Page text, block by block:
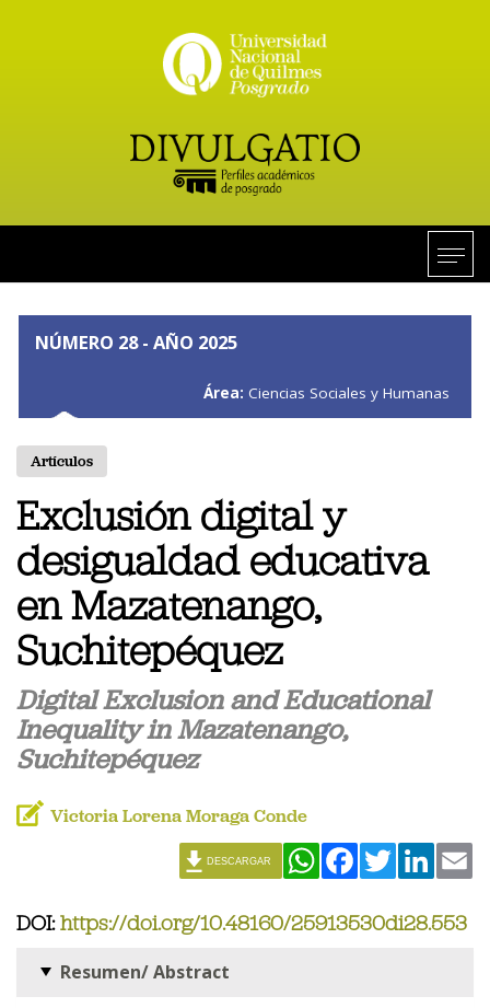
NÚMERO 28 - AÑO 2025
Área: Ciencias Sociales y Humanas
Artículos
Exclusión digital y
desigualdad educativa
en Mazatenango,
Suchitepéquez
Digital Exclusion and Educational
Inequality in Mazatenango,
Suchitepéquez
Victoria Lorena Moraga Conde
WhatsAppFacebookTwitter
DESCARGAR
DOI: https://doi.org/10.48160/25913530di28.553
Resumen/ Abstract